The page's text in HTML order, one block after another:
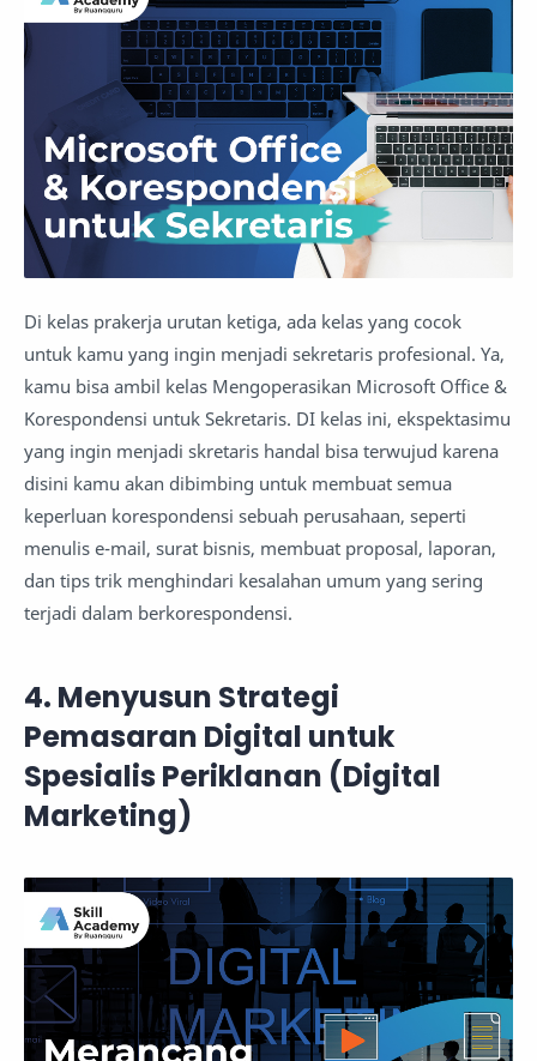
Di kelas prakerja urutan ketiga, ada kelas yang cocok
untuk kamu yang ingin menjadi sekretaris profesional. Ya,
kamu bisa ambil kelas Mengoperasikan Microsoft Office &
Korespondensi untuk Sekretaris. DI kelas ini, ekspektasimu
yang ingin menjadi skretaris handal bisa terwujud karena
disini kamu akan dibimbing untuk membuat semua
keperluan korespondensi sebuah perusahaan, seperti
menulis e-mail, surat bisnis, membuat proposal, laporan,
dan tips trik menghindari kesalahan umum yang sering
terjadi dalam berkorespondensi.
4. Menyusun Strategi
Pemasaran Digital untuk
Spesialis Periklanan (Digital
Marketing)